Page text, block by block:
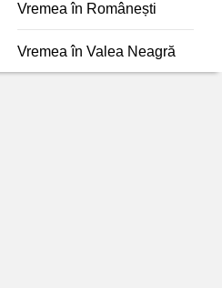
Vremea în Românești
Vremea în Valea Neagră